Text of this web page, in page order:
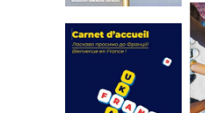
Statut de
l’élu local
Mise à jour avril
2024